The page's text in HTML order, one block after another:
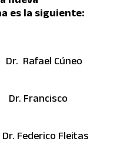
es la siguiente:
Cúneo
Fleitas